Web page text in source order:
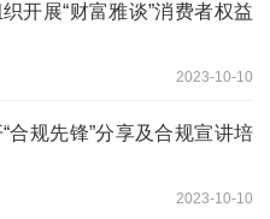
开展“财富雅谈”消费者权益
2023-10-10
合规先锋”分享及合规宣讲培
2023-10-10